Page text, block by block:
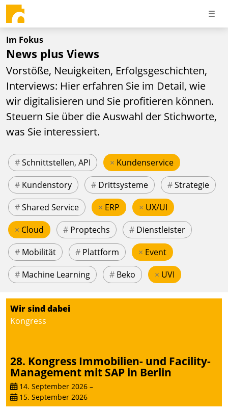
Im Fokus
News plus Views
Vorstöße, Neuigkeiten, Erfolgsgeschichten,
Interviews: Hier erfahren Sie im Detail, wie
wir digitalisieren und Sie profitieren können.
Steuern Sie über die Auswahl der Stichworte,
was Sie interessiert.
#Schnittstellen, API × Kundenservice
# Kundenstory # Drittsysteme #Strategie
#Shared Service × ERP × UX/UI
× Cloud # Proptechs # Dienstleister
# Mobilität # Plattform × Event
# Machine Learning # Beko × UVI
Wir sind dabei
Kongress
28. Kongress Immobilien- und Facility-
Management mit SAP in Berlin
14. September 2026 –
15. September 2026